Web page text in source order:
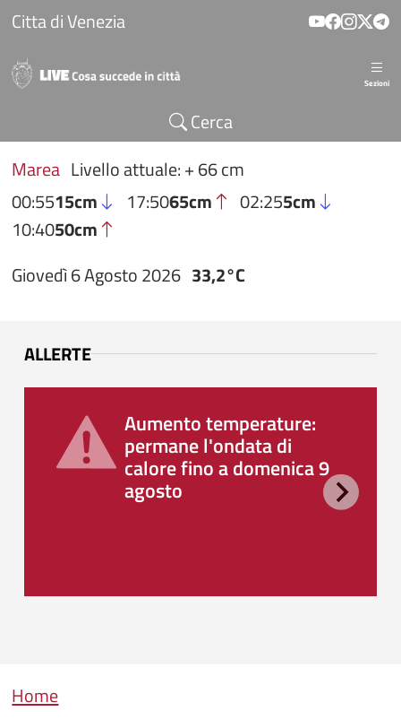
Salta al contenuto principale
Citta di Venezia
Sezioni
Cerca
Marea Livello attuale: + 66 cm
00:5515cm 17:5065cm 02:255cm
10:4050cm
Giovedì 6 Agosto 2026 33,2°C
ALLERTE
Aumento temperature:
permane l'ondata di
calore fino a domenica 9
agosto
Briciole di pane
Home